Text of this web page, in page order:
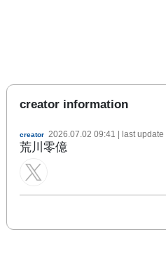
creator information
creator 2026.07.02 09:41 | last update
荒川零億